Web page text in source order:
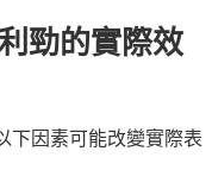
勁的實際效
下因素可能改變實際表